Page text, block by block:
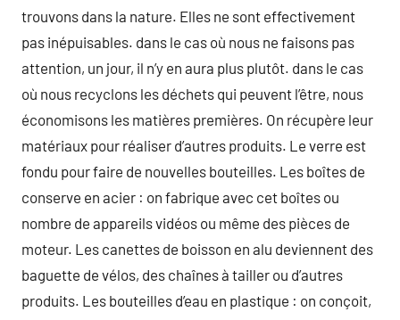
trouvons dans la nature. Elles ne sont effectivement
pas inépuisables. dans le cas où nous ne faisons pas
attention, un jour, il n’y en aura plus plutôt. dans le cas
où nous recyclons les déchets qui peuvent l’être, nous
économisons les matières premières. On récupère leur
matériaux pour réaliser d’autres produits. Le verre est
fondu pour faire de nouvelles bouteilles. Les boîtes de
conserve en acier : on fabrique avec cet boîtes ou
nombre de appareils vidéos ou même des pièces de
moteur. Les canettes de boisson en alu deviennent des
baguette de vélos, des chaînes à tailler ou d’autres
produits. Les bouteilles d’eau en plastique : on conçoit,